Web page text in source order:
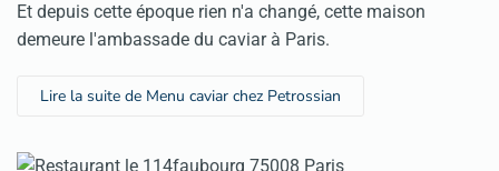
Et depuis cette époque rien n'a changé, cette maison
demeure l'ambassade du caviar à Paris.
Lire la suite de Menu caviar chez Petrossian